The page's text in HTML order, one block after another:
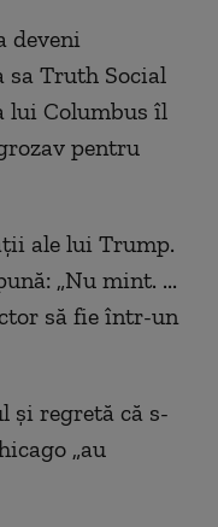
deveni
sa Truth Social
lui Columbus îl
pentru
ale lui Trump.
„Nu mint. ...
să fie într-un
și regretă că s-
„au